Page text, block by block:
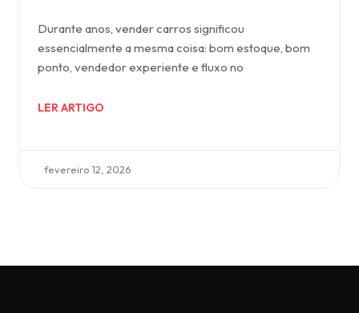
Durante anos, vender carros significou
essencialmente a mesma coisa: bom estoque, bom
ponto, vendedor experiente e fluxo no
LER ARTIGO
fevereiro 12, 2026